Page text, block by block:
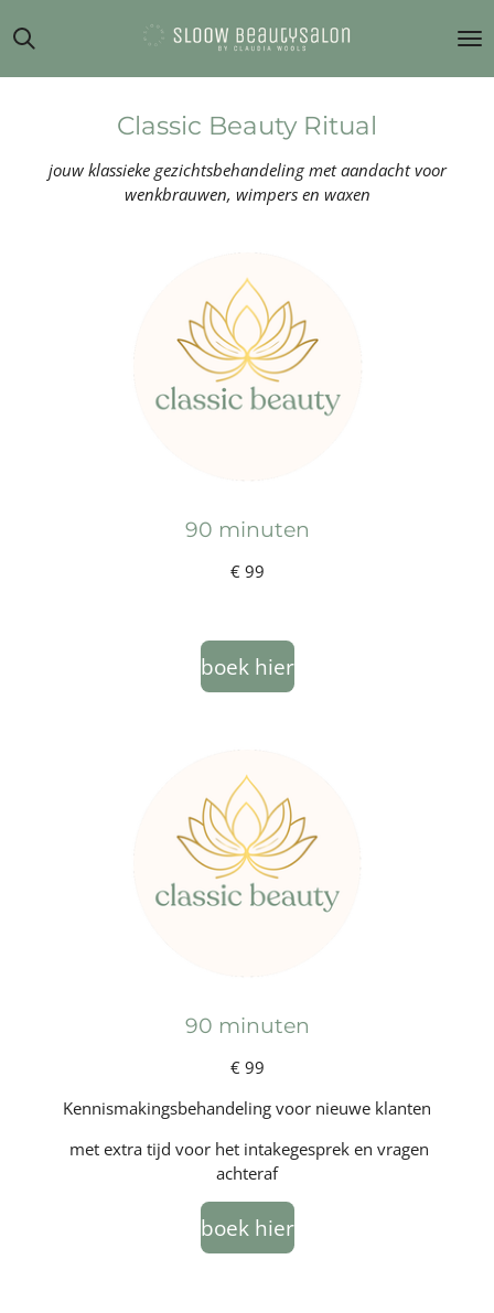
direct
Classic Beauty Ritual
jouw klassieke gezichtsbehandeling met aandacht voor
wenkbrauwen, wimpers en waxen
90 minuten
€ 99
boek hier
90 minuten
€ 99
Kennismakingsbehandeling voor nieuwe klanten
met extra tijd voor het intakegesprek en vragen
achteraf
boek hier